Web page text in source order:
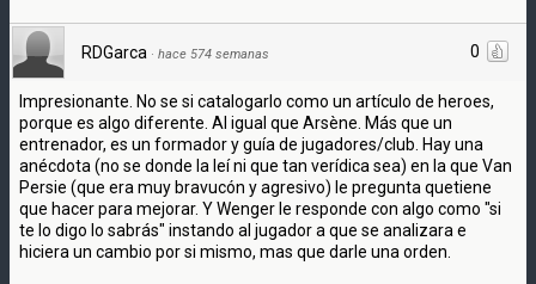
0
RDGarca · hace 574 semanas
Impresionante. No se si catalogarlo como un artículo de heroes,
porque es algo diferente. Al igual que Arsène. Más que un
entrenador, es un formador y guía de jugadores/club. Hay una
anécdota (no se donde la leí ni que tan verídica sea) en la que Van
Persie (que era muy bravucón y agresivo) le pregunta quetiene
que hacer para mejorar. Y Wenger le responde con algo como "si
te lo digo lo sabrás" instando al jugador a que se analizara e
hiciera un cambio por si mismo, mas que darle una orden.